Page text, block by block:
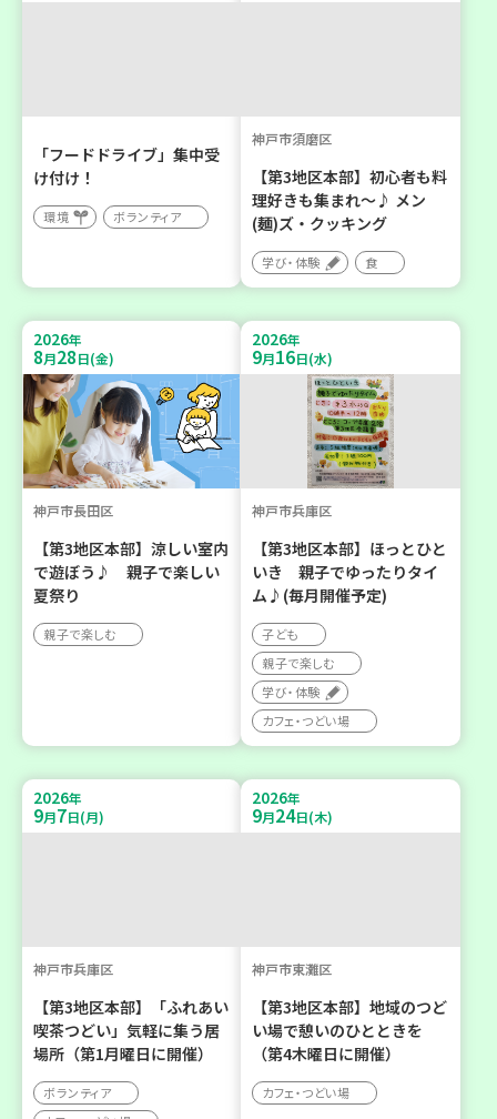
「フードドライブ」集中受
け付け！
環境 ボランティア
神戸市須磨区
【第3地区本部】初心者も料
理好きも集まれ～♪ メン
(麺)ズ・クッキング
学び・体験 食
2026年
8月28日(金)
神戸市長田区
【第3地区本部】涼しい室内
で遊ぼう♪ 親子で楽しい
夏祭り
親子で楽しむ
2026年
9月16日(水)
神戸市兵庫区
【第3地区本部】ほっとひと
いき 親子でゆったりタイ
ム♪(毎月開催予定)
子ども
親子で楽しむ
学び・体験
カフェ・つどい場
2026年
9月7日(月)
神戸市兵庫区
【第3地区本部】「ふれあい
喫茶つどい」気軽に集う居
場所（第1月曜日に開催）
ボランティア
2026年
9月24日(木)
神戸市東灘区
【第3地区本部】地域のつど
い場で憩いのひとときを
（第4木曜日に開催）
カフェ・つどい場